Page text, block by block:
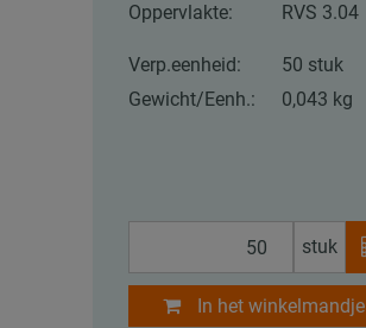
Oppervlakte:
RVS 3.04
Verp.eenheid:
50 stuk
Gewicht/Eenh.:
0,043 kg
stuk
In het winkelmandje